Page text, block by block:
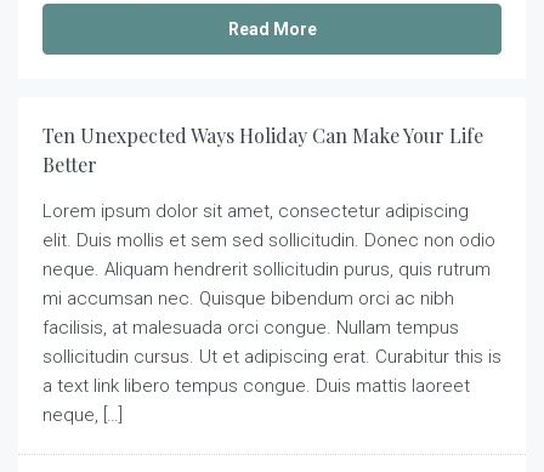
Read More
Ten Unexpected Ways Holiday Can Make Your Life
Better
Lorem ipsum dolor sit amet, consectetur adipiscing
elit. Duis mollis et sem sed sollicitudin. Donec non odio
neque. Aliquam hendrerit sollicitudin purus, quis rutrum
mi accumsan nec. Quisque bibendum orci ac nibh
facilisis, at malesuada orci congue. Nullam tempus
sollicitudin cursus. Ut et adipiscing erat. Curabitur this is
a text link libero tempus congue. Duis mattis laoreet
neque, […]